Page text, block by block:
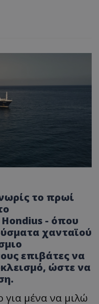
το πρωί
- όπου
χανταϊού
επιβάτες να
ώστε να
για μένα να μιλώ